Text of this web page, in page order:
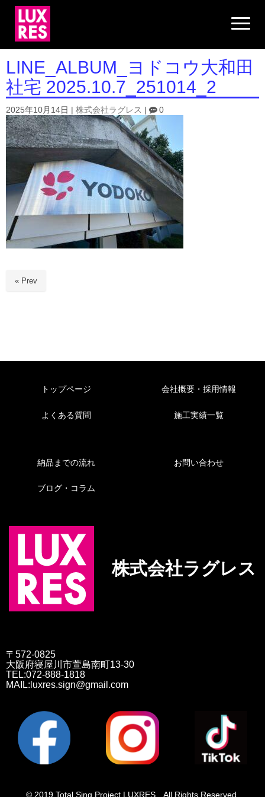
N
a
i
g
a
o
LINE_ALBUM_ヨドコウ大和田
社宅 2025.10.7_251014_2
2025年10月14日 株式会社ラグレス 0
« Prev
トップページ
よくある質問
会社概要・採用情報
施工実績一覧
納品までの流れ
ブログ・コラム
お問い合わせ
株式会社ラグレス
〒572-0825
大阪府寝屋川市萱島南町13-30
TEL:072-888-1818
MAIL:luxres.sign@gmail.com
© 2019 Total Sing Project LUXRES All Rights Reserved.